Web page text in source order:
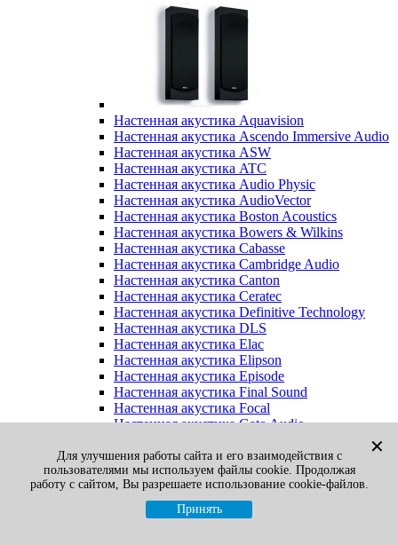
Настенная акустика Aquavision
Настенная акустика Ascendo Immersive Audio
Настенная акустика ASW
Настенная акустика ATC
Настенная акустика Audio Physic
Настенная акустика AudioVector
Настенная акустика Boston Acoustics
Настенная акустика Bowers & Wilkins
Настенная акустика Cabasse
Настенная акустика Cambridge Audio
Настенная акустика Canton
Настенная акустика Ceratec
Настенная акустика Definitive Technology
Настенная акустика DLS
Настенная акустика Elac
Настенная акустика Elipson
Настенная акустика Episode
Настенная акустика Final Sound
Настенная акустика Focal
Настенная акустика Gato Audio
Настенная акустика Jamo
Настенная акустика KEF
Настенная акустика Klipsch
Настенная акустика Legacy
Настенная акустика M&K Sound
✕
Для улучшения работы сайта и его взаимодействия с
пользователями мы используем файлы cookie. Продолжая
работу с сайтом, Вы разрешаете использование cookie-файлов.
Принять